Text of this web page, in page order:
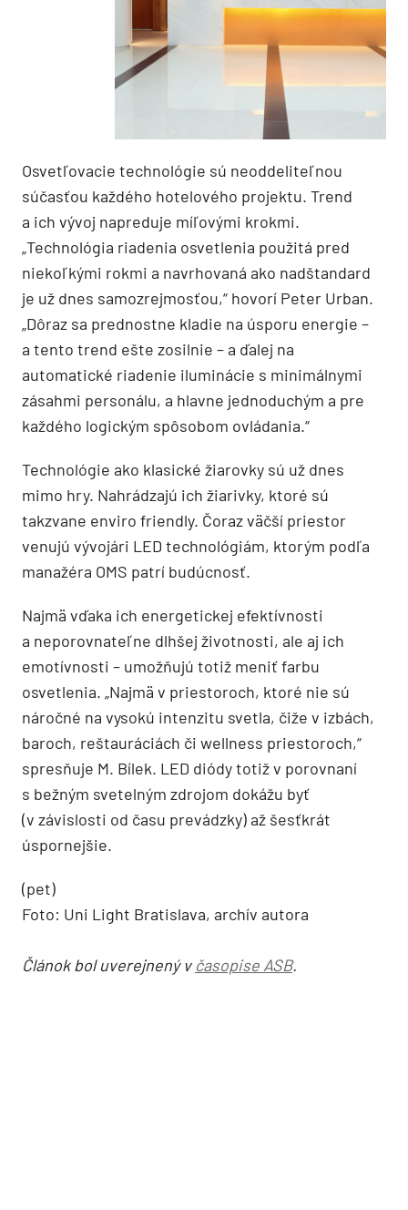
Osvetľovacie technológie sú neoddeliteľnou
súčasťou každého hotelového projektu. Trend
a ich vývoj napreduje míľovými krokmi.
„Technológia riadenia osvetlenia použitá pred
niekoľkými rokmi a navrhovaná ako nadštandard
je už dnes samozrejmosťou,“ hovorí Peter Urban.
„Dôraz sa prednostne kladie na úsporu energie –
a tento trend ešte zosilnie – a ďalej na
automatické riadenie iluminácie s minimálnymi
zásahmi personálu, a hlavne jednoduchým a pre
každého logickým spôsobom ovládania.“
Technológie ako klasické žiarovky sú už dnes
mimo hry. Nahrádzajú ich žiarivky, ktoré sú
takzvane enviro friendly. Čoraz väčší priestor
venujú vývojári LED technológiám, ktorým podľa
manažéra OMS patrí budúcnosť.
Najmä vďaka ich energetickej efektívnosti
a neporovnateľne dlhšej životnosti, ale aj ich
emotívnosti – umožňujú totiž meniť farbu
osvetlenia. „Najmä v priestoroch, ktoré nie sú
náročné na vysokú intenzitu svetla, čiže v izbách,
baroch, reštauráciách či wellness priestoroch,“
spresňuje M. Bílek. LED diódy totiž v porovnaní
s bežným svetelným zdrojom dokážu byť
(v závislosti od času prevádzky) až šesťkrát
úspornejšie.
(pet)
Foto: Uni Light Bratislava, archív autora
Článok bol uverejnený v časopise ASB.